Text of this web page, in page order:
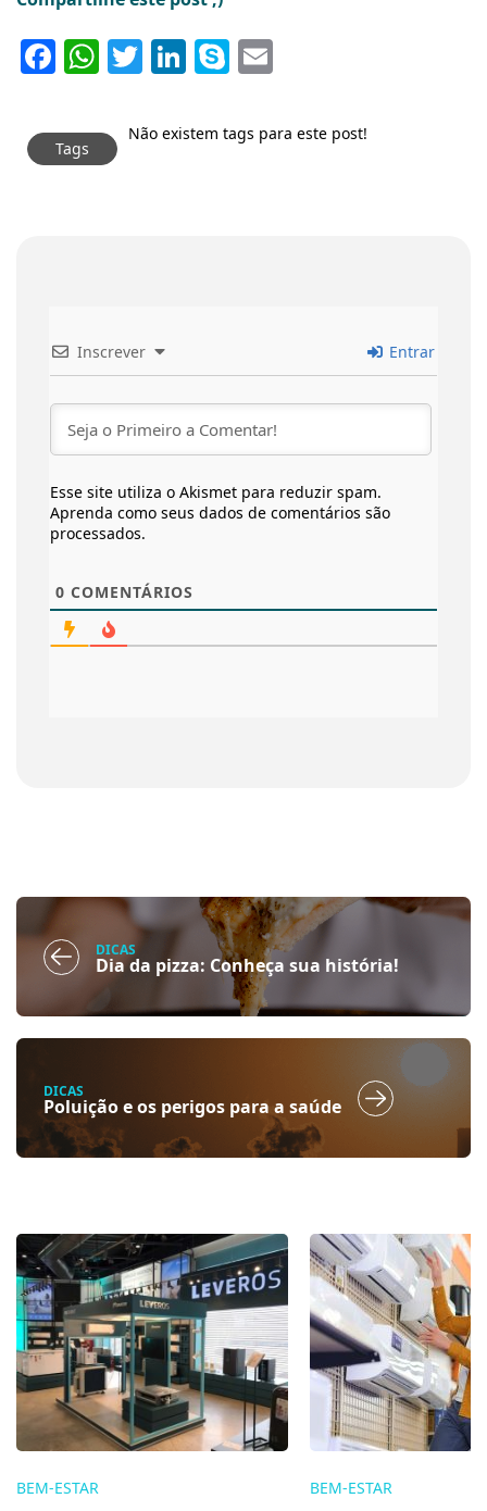
Facebook
WhatsApp
Twitter
LinkedIn
Skype
Tags
Não existem tags para este post!
Inscrever Entrar
Esse site utiliza o Akismet para reduzir spam.
Aprenda como seus dados de comentários são
processados.
0 COMENTÁRIOS
DICAS
Dia da pizza: Conheça sua história!
DICAS
Poluição e os perigos para a saúde
BEM-ESTAR
BEM-ESTAR